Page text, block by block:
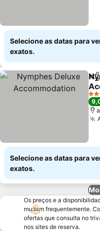
Selecione as datas para
exatos.
3
Selecione as datas para
exatos.
Os preços e a
mudam frequentemente.
ofertas que consulta no
nos sites de reserva.